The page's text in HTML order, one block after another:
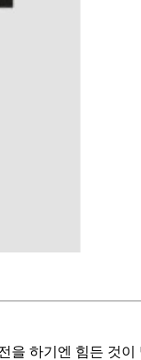
하기엔 힘든 것